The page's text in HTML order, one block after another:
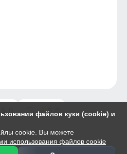
файлов куки (cookie) и
cookie. Вы можете
использования файлов cookie
5.0 5.0
ПЛЮС»
оптом в Москве, ул. Чагинская,